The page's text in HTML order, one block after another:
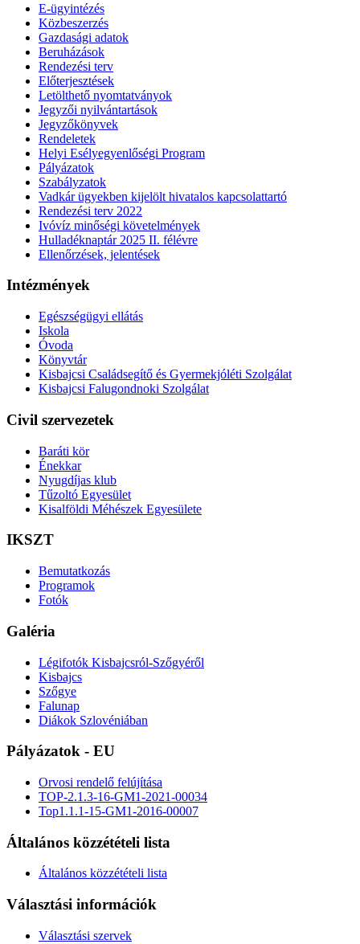
E-ügyintézés
Közbeszerzés
Gazdasági adatok
Beruházások
Rendezési terv
Előterjesztések
Letölthető nyomtatványok
Jegyzői nyilvántartások
Jegyzőkönyvek
Rendeletek
Helyi Esélyegyenlőségi Program
Pályázatok
Szabályzatok
Vadkár ügyekben kijelölt hivatalos kapcsolattartó
Rendezési terv 2022
Ivóvíz minőségi követelmények
Hulladéknaptár 2025 II. félévre
Ellenőrzések, jelentések
Intézmények
Egészségügyi ellátás
Iskola
Óvoda
Könyvtár
Kisbajcsi Családsegítő és Gyermekjóléti Szolgálat
Kisbajcsi Falugondnoki Szolgálat
Civil szervezetek
Baráti kör
Énekkar
Nyugdíjas klub
Tűzoltó Egyesület
Kisalföldi Méhészek Egyesülete
IKSZT
Bemutatkozás
Programok
Fotók
Galéria
Légifotók Kisbajcsról-Szőgyéről
Kisbajcs
Szőgye
Falunap
Diákok Szlovéniában
Pályázatok - EU
Orvosi rendelő felújítása
TOP-2.1.3-16-GM1-2021-00034
Top1.1.1-15-GM1-2016-00007
Általános közzétételi lista
Általános közzétételi lista
Választási információk
Választási szervek